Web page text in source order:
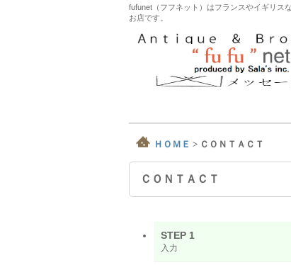
fufunet（フフネット）はフランスやイギリス
お店です。
ＨＯＭＥ > ＣＯＮＴＡＣＴ
ＣＯＮＴＡＣＴ
STEP 1
入力